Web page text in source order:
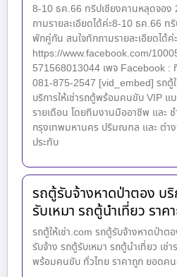
8-10 ธค.66 ทริปเชียงคานหลุดจอ
ถามรายละเอียดได้ค่ะ8-10 ธค.66
พักคู่กัน สนใจทักถามรายละเอียดได้ค่
https://www.facebook.com/
571568013044 เพจ Facebook :
081-875-2547 [vid_embed] รถตู้ใ
บริการให้เช่ารถตู้พร้อมคนขับ VIP แ
รายเดือน โดยทีมงานมืออาชีพ และ
กรุงเทพมหานคร ปริมณฑล และ ต่า
ประทับ
รถตู้รับจ้างหาดป่าตอง บริ
รับเหมา รถตู้นำเที่ยว ราค
รถตู้ให้เช่า.com รถตู้รับจ้างหาดป่าต
รับจ้าง รถตู้รับเหมา รถตู้นำเที่ยว เช่
พร้อมคนขับ ทั่วไทย ราคาถูก ยอดค